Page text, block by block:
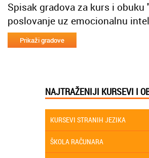
Spisak gradova za kurs i obuku
poslovanje uz emocionalnu
NAJTRAŽENIJI KURSEVI I
KURSEVI STRANIH JEZIKA
ŠKOLA RAČUNARA